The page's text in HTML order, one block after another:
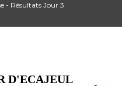
- Résultats Jour 3
D'ECAJEUL